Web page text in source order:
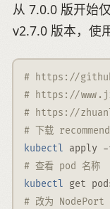
从 7.0.0 版开始
v2.7.0 版本，使
# https://
# https://
# https://
# 下载
kubectl apply
# 查看 pod 名称
kubectl get
# 改为 NodePort